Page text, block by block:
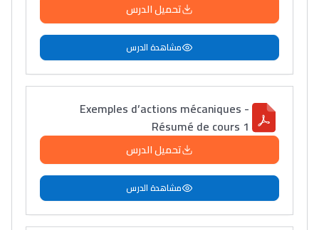
تحميل الدرس
مشاهدة الدرس
Exemples d’actions mécaniques -
Résumé de cours 1
تحميل الدرس
مشاهدة الدرس